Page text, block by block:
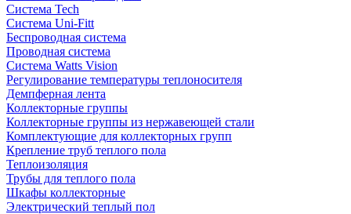
Система Tech
Система Uni-Fitt
Беспроводная система
Проводная система
Система Watts Vision
Регулирование температуры теплоносителя
Демпферная лента
Коллекторные группы
Коллекторные группы из нержавеющей стали
Комплектующие для коллекторных групп
Крепление труб теплого пола
Теплоизоляция
Трубы для теплого пола
Шкафы коллекторные
Электрический теплый пол